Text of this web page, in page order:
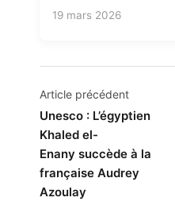
19 mars 2026
Navigation
de
l’article
Article précédent
Unesco : L’égyptien
Khaled el-
Enany succède à la
française Audrey
Azoulay